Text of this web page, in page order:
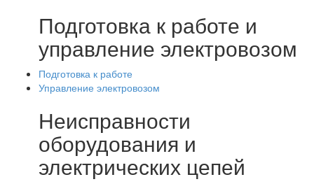
Подготовка к работе и
управление электровозом
Подготовка к работе
Управление электровозом
Неисправности
оборудования и
электрических цепей